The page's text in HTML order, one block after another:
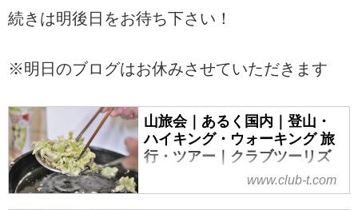
続きは明後日をお待ち下さい！
※明日のブログはお休みさせていただきます
山旅会｜あるく国内｜登山・
ハイキング・ウォーキング 旅
行・ツアー｜クラブツーリズ
www.club-t.com